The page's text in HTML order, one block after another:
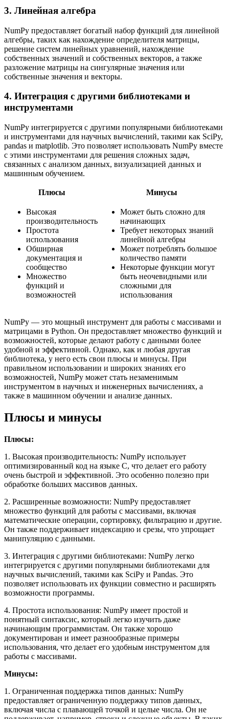
3. Линейная алгебра
NumPy предоставляет богатый набор функций для линейной
алгебры, таких как нахождение определителя матрицы,
решение систем линейных уравнений, нахождение
собственных значений и собственных векторов, а также
разложение матрицы на сингулярные значения или
собственные значения и векторы.
4. Интеграция с другими библиотеками и
инструментами
NumPy интегрируется с другими популярными библиотеками
и инструментами для научных вычислений, такими как SciPy,
pandas и matplotlib. Это позволяет использовать NumPy вместе
с этими инструментами для решения сложных задач,
связанных с анализом данных, визуализацией данных и
машинным обучением.
Плюсы Минусы
Высокая
производительность
Простота
использования
Обширная
документация и
сообщество
Множество
функций и
возможностей
Может быть сложно для
начинающих
Требует некоторых знаний
линейной алгебры
Может потреблять большое
количество памяти
Некоторые функции могут
быть неочевидными или
сложными для
использования
NumPy — это мощный инструмент для работы с массивами и
матрицами в Python. Он предоставляет множество функций и
возможностей, которые делают работу с данными более
удобной и эффективной. Однако, как и любая другая
библиотека, у него есть свои плюсы и минусы. При
правильном использовании и широких знаниях его
возможностей, NumPy может стать незаменимым
инструментом в научных и инженерных вычислениях, а
также в машинном обучении и анализе данных.
Плюсы и минусы
Плюсы:
1. Высокая производительность: NumPy использует
оптимизированный код на языке C, что делает его работу
очень быстрой и эффективной. Это особенно полезно при
обработке больших массивов данных.
2. Расширенные возможности: NumPy предоставляет
множество функций для работы с массивами, включая
математические операции, сортировку, фильтрацию и другие.
Он также поддерживает индексацию и срезы, что упрощает
манипуляцию с данными.
3. Интеграция с другими библиотеками: NumPy легко
интегрируется с другими популярными библиотеками для
научных вычислений, такими как SciPy и Pandas. Это
позволяет использовать их функции совместно и расширять
возможности программы.
4. Простота использования: NumPy имеет простой и
понятный синтаксис, который легко изучить даже
начинающим программистам. Он также хорошо
документирован и имеет разнообразные примеры
использования, что делает его удобным инструментом для
работы с массивами.
Минусы:
1. Ограниченная поддержка типов данных: NumPy
предоставляет ограниченную поддержку типов данных,
включая числа с плавающей точкой и целые числа. Он не